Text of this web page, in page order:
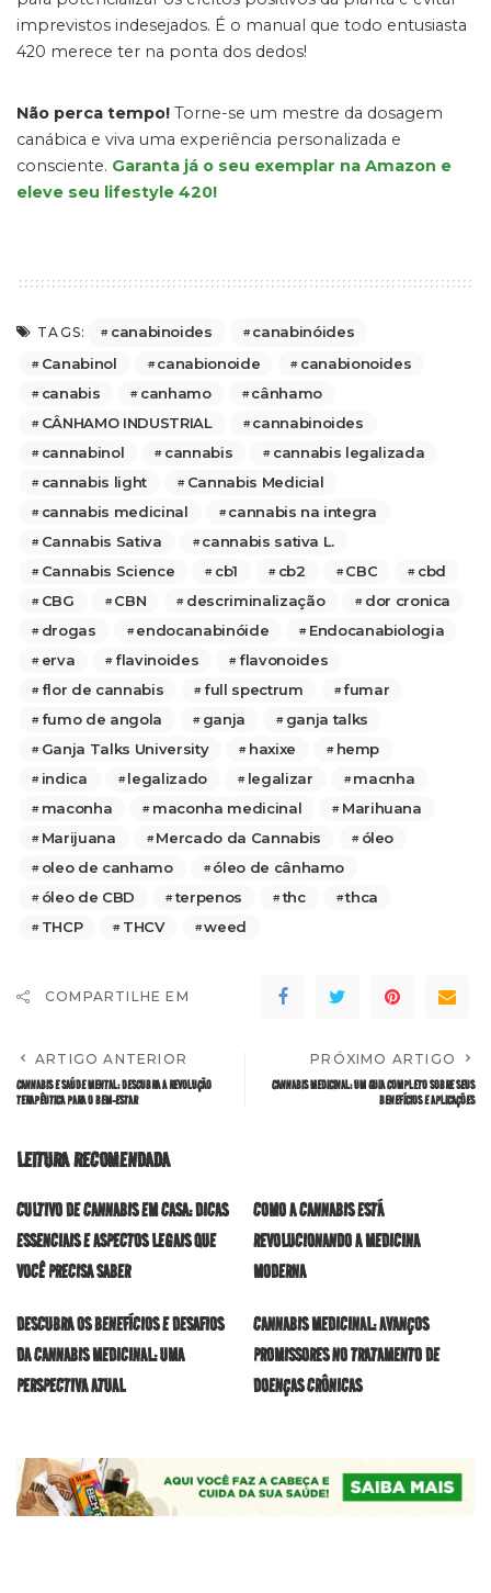
imprevistos indesejados. É o manual que todo entusiasta
420 merece ter na ponta dos dedos!
Não perca tempo! Torne-se um mestre da dosagem
canábica e viva uma experiência personalizada e
consciente. Garanta já o seu exemplar na Amazon e
eleve seu lifestyle 420!
TAGS: canabinoides
canabinóides
Canabinol
canabionoide
canabionoides
canabis
canhamo
cânhamo
CÂNHAMO INDUSTRIAL
cannabinoides
cannabinol
cannabis
cannabis legalizada
cannabis light
Cannabis Medicial
cannabis medicinal
cannabis na integra
Cannabis Sativa
cannabis sativa L.
Cannabis Science
cb1 cb2 CBC
cbd
CBG
CBN descriminalização
dor cronica
drogas
endocanabinóide
Endocanabiologia
erva
flavinoides
flavonoides
flor de cannabis
full spectrum
fumar
fumo de angola
ganja
ganja talks
Ganja Talks University
haxixe
hemp
indica
legalizado legalizar
macnha
maconha
maconha medicinal
Marihuana
Marijuana
Mercado da Cannabis
óleo
oleo de canhamo
óleo de cânhamo
óleo de CBD
terpenos thc
thca
THCP
THCV weed
COMPARTILHE EM
ARTIGO ANTERIOR
CANNABIS E SAÚDE MENTAL: DESCUBRA A REVOLUÇÃO
TERAPÊUTICA PARA O BEM-ESTAR
PRÓXIMO ARTIGO
CANNABIS MEDICINAL: UM GUIA COMPLETO SOBRE SEUS
BENEFÍCIOS E APLICAÇÕES
LEITURA RECOMENDADA
CULTIVO DE CANNABIS EM CASA: DICAS
ESSENCIAIS E ASPECTOS LEGAIS QUE
VOCÊ PRECISA SABER
COMO A CANNABIS ESTÁ
REVOLUCIONANDO A MEDICINA
MODERNA
DESCUBRA OS BENEFÍCIOS E DESAFIOS
DA CANNABIS MEDICINAL: UMA
PERSPECTIVA ATUAL
CANNABIS MEDICINAL: AVANÇOS
PROMISSORES NO TRATAMENTO DE
DOENÇAS CRÔNICAS